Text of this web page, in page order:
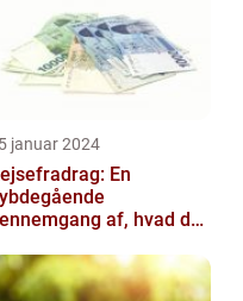
januar 2024
En
af, hvad du